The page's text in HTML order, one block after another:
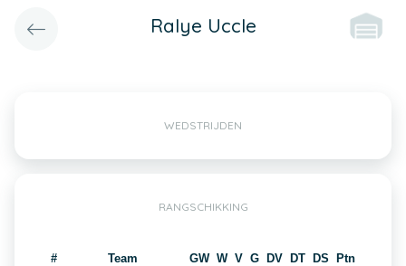
Ralye Uccle
WEDSTRIJDEN
RANGSCHIKKING
# Team GW W V G DV DT DS Ptn